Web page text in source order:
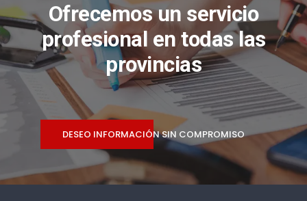
Ofrecemos un servicio
profesional en todas las
provincias
DESEO INFORMACIÓN SIN COMPROMISO